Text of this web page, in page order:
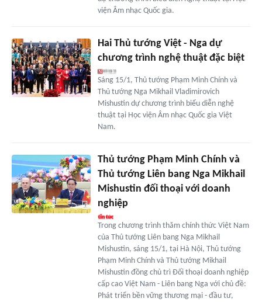
viện Âm nhạc Quốc gia.
Hai Thủ tướng Việt - Nga dự
chương trình nghệ thuật đặc biệt
Sáng 15/1, Thủ tướng Phạm Minh Chính và
Thủ tướng Nga Mikhail Vladimirovich
Mishustin dự chương trình biểu diễn nghệ
thuật tại Học viện Âm nhạc Quốc gia Việt
Nam.
Thủ tướng Phạm Minh Chính và
Thủ tướng Liên bang Nga Mikhail
Mishustin đối thoại với doanh
nghiệp
Trong chương trình thăm chính thức Việt Nam
của Thủ tướng Liên bang Nga Mikhail
Mishustin, sáng 15/1, tại Hà Nội, Thủ tướng
Phạm Minh Chính và Thủ tướng Mikhail
Mishustin đồng chủ trì Đối thoại doanh nghiệp
cấp cao Việt Nam - Liên bang Nga với chủ đề:
Phát triển bền vững thương mại - đầu tư,